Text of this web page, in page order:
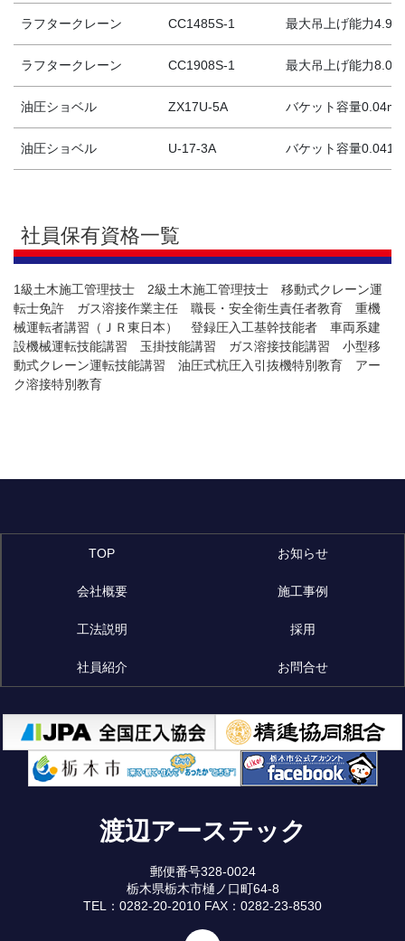
ラフタークレーン CC1485S-1 最大吊上げ能力4.9ｔ
ラフタークレーン CC1908S-1 最大吊上げ能力8.09
油圧ショベル ZX17U-5A バケット容量0.04m³
油圧ショベル U-17-3A バケット容量
社員保有資格一覧
1級土木施工管理技士 2級土木施工管理技士 移動式クレーン運
転士免許 ガス溶接作業主任 職長・安全衛生責任者教育 重機
械運転者講習（ＪＲ東日本） 登録圧入工基幹技能者 車両系建
設機械運転技能講習 玉掛技能講習 ガス溶接技能講習 小型移
動式クレーン運転技能講習 油圧式杭圧入引抜機特別教育 アー
ク溶接特別教育
TOP お知らせ
会社概要 施工事例
工法説明 採用
社員紹介 お問合せ
渡辺アーステック
郵便番号328-0024
栃木県栃木市樋ノ口町64-8
TEL：0282-20-2010 FAX：0282-23-8530